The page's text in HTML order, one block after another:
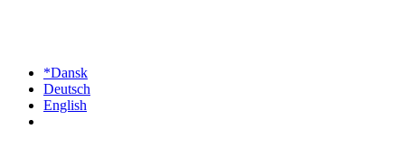
*Dansk
Deutsch
English